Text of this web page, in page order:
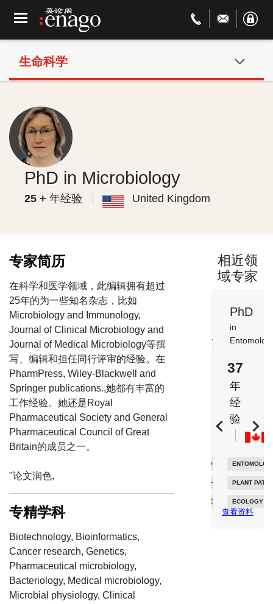
生命科学
PhD in Microbiology
25 + 年经验 United Kingdom
专家简历
在科学和医学领域，此编辑拥有超过
25年的为一些知名杂志，比如
Microbiology and Immunology,
Journal of Clinical Microbiology and
Journal of Medical Microbiology等撰
写、编辑和担任同行评审的经验。在
PharmPress, Wiley-Blackwell and
Springer publications.,她都有丰富的
工作经验。她还是Royal
Pharmaceutical Society and General
Pharmaceutical Council of Great
Britain的成员之一。
"论文润色,
专精学科
Biotechnology, Bioinformatics,
Cancer research, Genetics,
Pharmaceutical microbiology,
Bacteriology, Medical microbiology,
Microbial physiology, Clinical
相近领
域专家
PhD
in
Microbiology
38
年
验
查看资料
Entomology
ENTOMOLOGY
PLANT PATHOLOGY
PhD
Genetics
25
年
PhD
in
Physiology
18
年
经
验
ANIMAL HUSBANDRY
+ 27
查看资料